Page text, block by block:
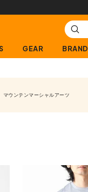
GEAR BRAND
マウンテンマーシャルアーツ